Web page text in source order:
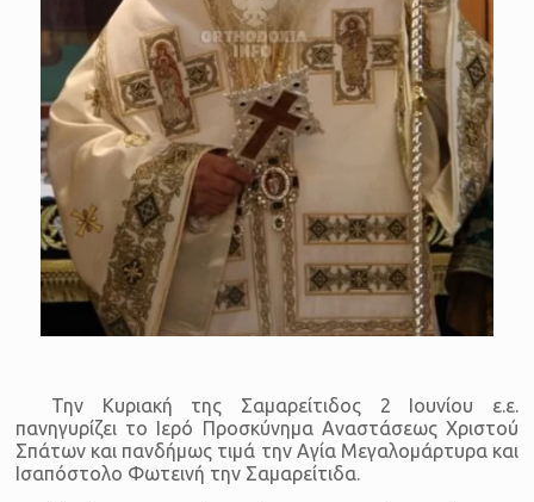
Την Κυριακή της Σαμαρείτιδος 2 Ιουνίου ε.ε.
πανηγυρίζει το Ιερό Προσκύνημα Αναστάσεως Χριστού
Σπάτων και πανδήμως τιμά την Αγία Μεγαλομάρτυρα και
Ισαπόστολο Φωτεινή την Σαμαρείτιδα.